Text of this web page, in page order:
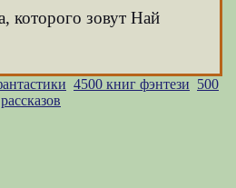
которого зовут Най
4500 книг фэнтези 500
рассказов